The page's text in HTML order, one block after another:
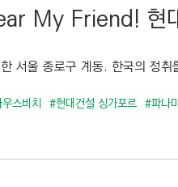
My Friend! 현
서울 종로구 계동. 한국의 정
스비치 #현대건설 싱가포르 #파나